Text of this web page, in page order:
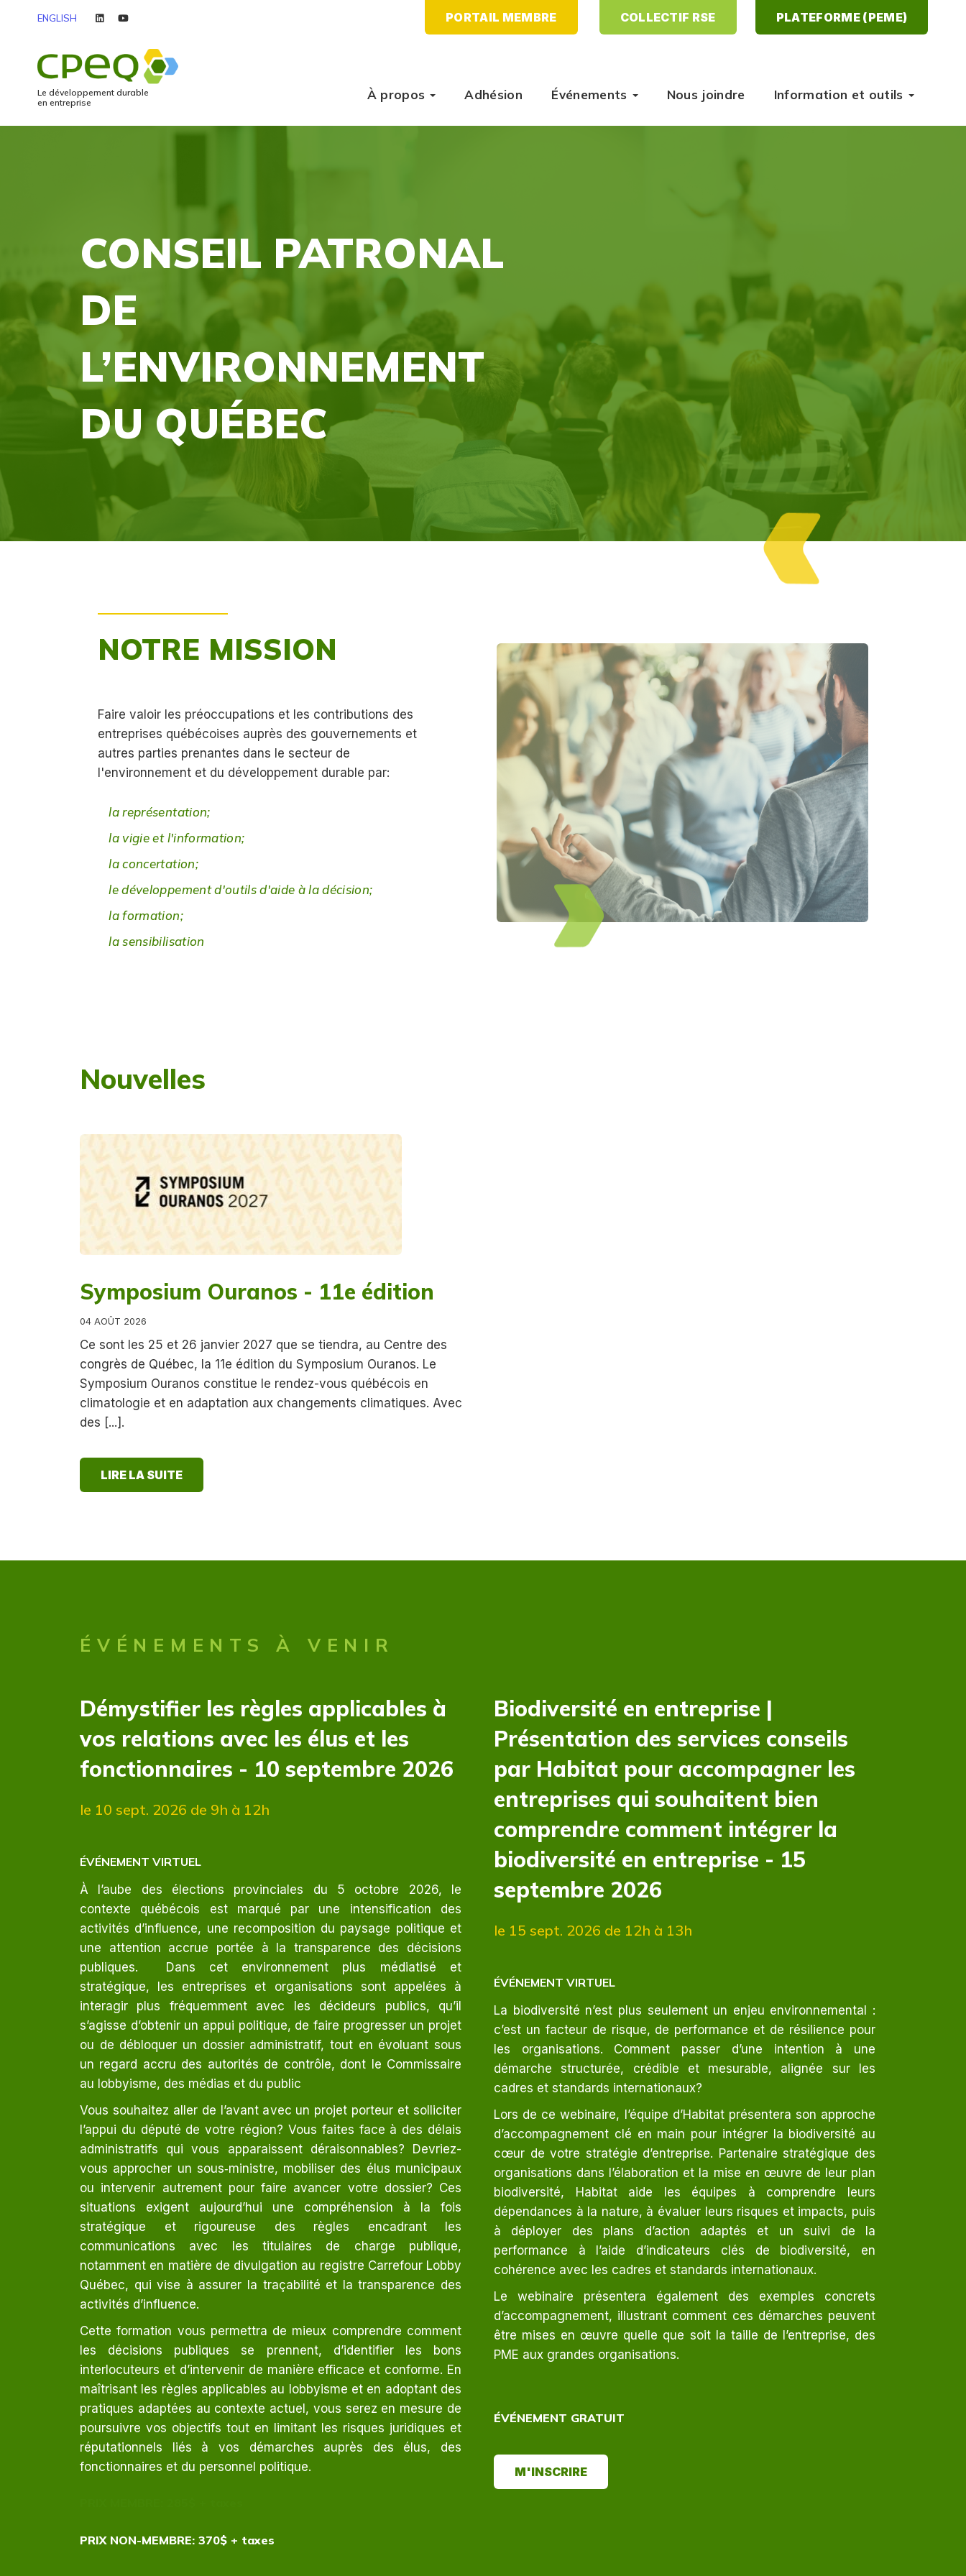
ENGLISH linkedinyoutube PORTAIL MEMBRE COLLECTIF RSE PLATEFORME (PEME)
Le développement durable
en entreprise
À propos Adhésion Événements Nous joindre Information et outils
CONSEIL PATRONAL
DE
L’ENVIRONNEMENT
DU QUÉBEC
NOTRE MISSION
Faire valoir les préoccupations et les contributions des
entreprises québécoises auprès des gouvernements et
autres parties prenantes dans le secteur de
l'environnement et du développement durable par:
la représentation;
la vigie et l'information;
la concertation;
le développement d'outils d'aide à la décision;
la formation;
la sensibilisation
Nouvelles
Symposium Ouranos - 11e édition
04 AOÛT 2026
Ce sont les 25 et 26 janvier 2027 que se tiendra, au Centre des
congrès de Québec, la 11e édition du Symposium Ouranos. Le
Symposium Ouranos constitue le rendez-vous québécois en
climatologie et en adaptation aux changements climatiques. Avec
des [...].
LIRE LA SUITE
ÉVÉNEMENTS À VENIR
Démystifier les règles applicables à
vos relations avec les élus et les
fonctionnaires - 10 septembre 2026
le 10 sept. 2026 de 9h à 12h
ÉVÉNEMENT VIRTUEL
À l’aube des élections provinciales du 5 octobre 2026, le
contexte québécois est marqué par une intensification des
activités d’influence, une recomposition du paysage politique et
une attention accrue portée à la transparence des décisions
publiques. Dans cet environnement plus médiatisé et
stratégique, les entreprises et organisations sont appelées à
interagir plus fréquemment avec les décideurs publics, qu’il
s’agisse d’obtenir un appui politique, de faire progresser un projet
ou de débloquer un dossier administratif, tout en évoluant sous
un regard accru des autorités de contrôle, dont le Commissaire
au lobbyisme, des médias et du public
Vous souhaitez aller de l’avant avec un projet porteur et solliciter
l’appui du député de votre région? Vous faites face à des délais
administratifs qui vous apparaissent déraisonnables? Devriez-
vous approcher un sous‑ministre, mobiliser des élus municipaux
ou intervenir autrement pour faire avancer votre dossier? Ces
situations exigent aujourd’hui une compréhension à la fois
stratégique et rigoureuse des règles encadrant les
communications avec les titulaires de charge publique,
notamment en matière de divulgation au registre Carrefour Lobby
Québec, qui vise à assurer la traçabilité et la transparence des
activités d’influence.
Cette formation vous permettra de mieux comprendre comment
les décisions publiques se prennent, d’identifier les bons
interlocuteurs et d’intervenir de manière efficace et conforme. En
maîtrisant les règles applicables au lobbyisme et en adoptant des
pratiques adaptées au contexte actuel, vous serez en mesure de
poursuivre vos objectifs tout en limitant les risques juridiques et
réputationnels liés à vos démarches auprès des élus, des
fonctionnaires et du personnel politique.
PRIX NON-MEMBRE: 370$ + taxes
Biodiversité en entreprise |
Présentation des services conseils
par Habitat pour accompagner les
entreprises qui souhaitent bien
comprendre comment intégrer la
biodiversité en entreprise - 15
septembre 2026
le 15 sept. 2026 de 12h à 13h
ÉVÉNEMENT VIRTUEL
La biodiversité n’est plus seulement un enjeu environnemental :
c’est un facteur de risque, de performance et de résilience pour
les organisations. Comment passer d’une intention à une
démarche structurée, crédible et mesurable, alignée sur les
cadres et standards internationaux?
Lors de ce webinaire, l’équipe d’Habitat présentera son approche
d’accompagnement clé en main pour intégrer la biodiversité au
cœur de votre stratégie d’entreprise. Partenaire stratégique des
organisations dans l’élaboration et la mise en œuvre de leur plan
biodiversité, Habitat aide les équipes à comprendre leurs
dépendances à la nature, à évaluer leurs risques et impacts, puis
à déployer des plans d’action adaptés et un suivi de la
performance à l’aide d’indicateurs clés de biodiversité, en
cohérence avec les cadres et standards internationaux.
Le webinaire présentera également des exemples concrets
d’accompagnement, illustrant comment ces démarches peuvent
être mises en œuvre quelle que soit la taille de l’entreprise, des
PME aux grandes organisations.
ÉVÉNEMENT GRATUIT
M'INSCRIRE